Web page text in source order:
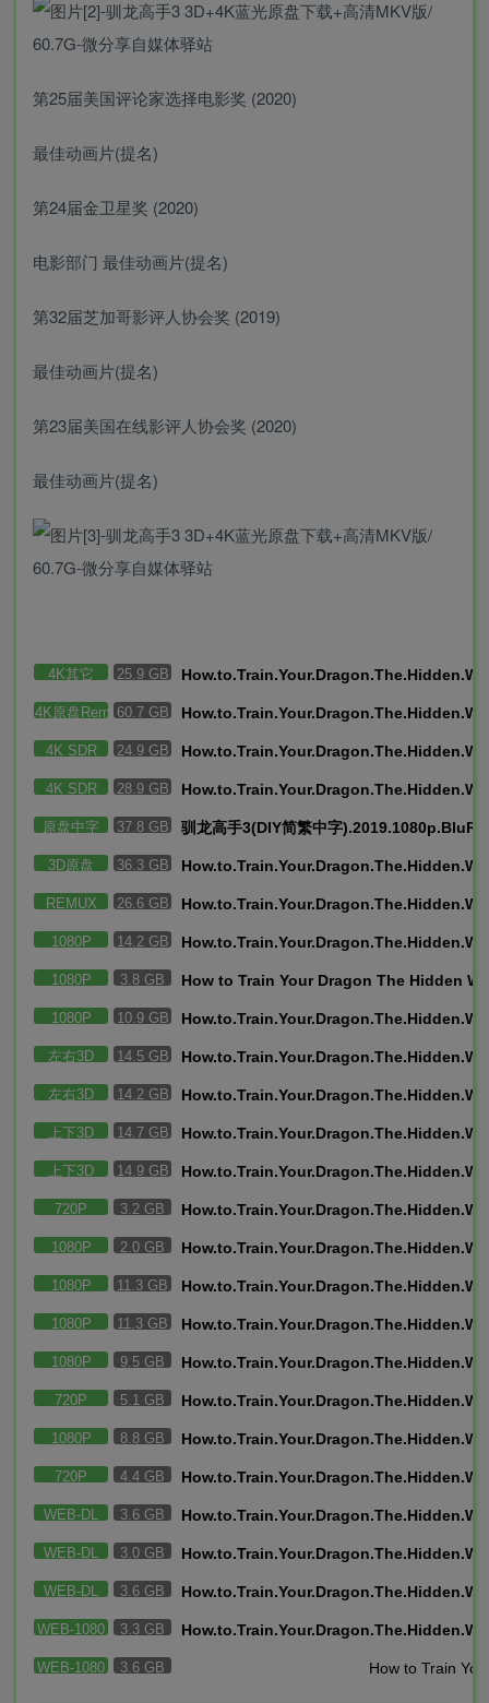
第25届美国评论家选择电影奖 (2020)
最佳动画片(提名)
第24届金卫星奖 (2020)
电影部门 最佳动画片(提名)
第32届芝加哥影评人协会奖 (2019)
最佳动画片(提名)
第23届美国在线影评人协会奖 (2020)
最佳动画片(提名)
4K其它 25.9 GB
4K原盘Remux60.7 GB
4K SDR 24.9 GB
4K SDR 28.9 GB
原盘中字 37.8 GB 驯龙高手3(DIY简繁中字
3D原盘 36.3 GB
REMUX 26.6 GB
1080P 14.2 GB
1080P 3.8 GB How to Train Your Dragon The Hidden
1080P 10.9 GB
左右3D 14.5 GB
左右3D 14.2 GB
上下3D 14.7 GB
上下3D 14.9 GB
720P 3.2 GB
1080P 2.0 GB
1080P 11.3 GB
1080P 11.3 GB
1080P 9.5 GB
720P 5.1 GB
1080P 8.8 GB
720P 4.4 GB
WEB-DL 3.6 GB
WEB-DL 3.0 GB
WEB-DL 3.6 GB
WEB-1080 3.3 GB
WEB-1080 3.6 GB